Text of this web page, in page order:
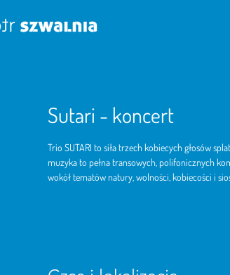
Sutari - koncert
Trio SUTARI to siła trzech kobiecych głosów
muzyka to pełna transowych, polifonicznych
wokół tematów natury, wolności, kobiecości i